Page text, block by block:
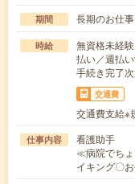
期間 長期のお仕
時給
無資格未経
払い／週払
手続き完了
交通費
交通費支給※
仕事内容
看護助手
≪病院でち
イキング〇